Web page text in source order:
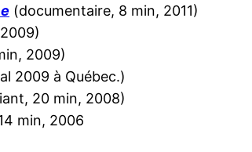
(documentaire, 8 min, 2011)
2009)
2009 à Québec.)
20 min, 2008)
min, 2006